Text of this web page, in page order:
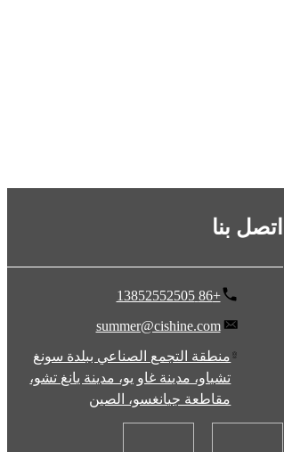
اتصل بنا
+86 13852552505
summer@cishine.com
منطقة التجمع الصناعي ببلدة سونغ
تشياو، مدينة غاو يو، مدينة يانغ تشو،
مقاطعة جيانغسو، الصين